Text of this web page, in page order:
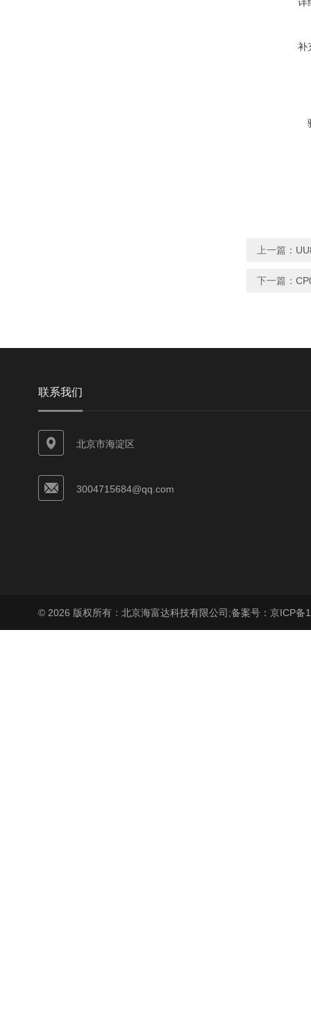
补
上一篇：
下一篇：
联系我们
北京市海淀区
3004715684@qq.com
© 2026 版权所有：北京海富达科技有限公司;备案号：京ICP备